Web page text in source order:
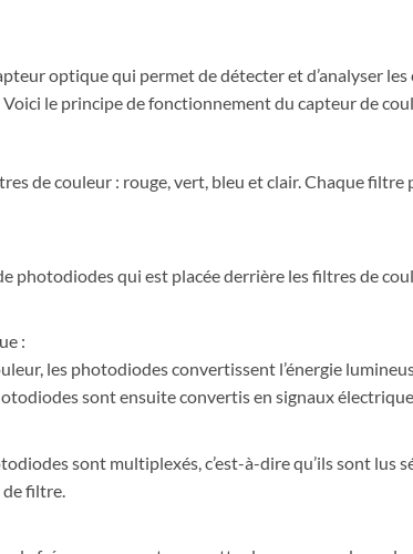
optique qui permet de détecter et d’analyser
le principe de fonctionnement du capteur de
de couleur : rouge, vert, bleu et clair. Chaque
photodiodes qui est placée derrière les filtres de
:
les photodiodes convertissent l’énergie
sont ensuite convertis en signaux
sont multiplexés, c’est-à-dire qu’ils sont lus
filtre.